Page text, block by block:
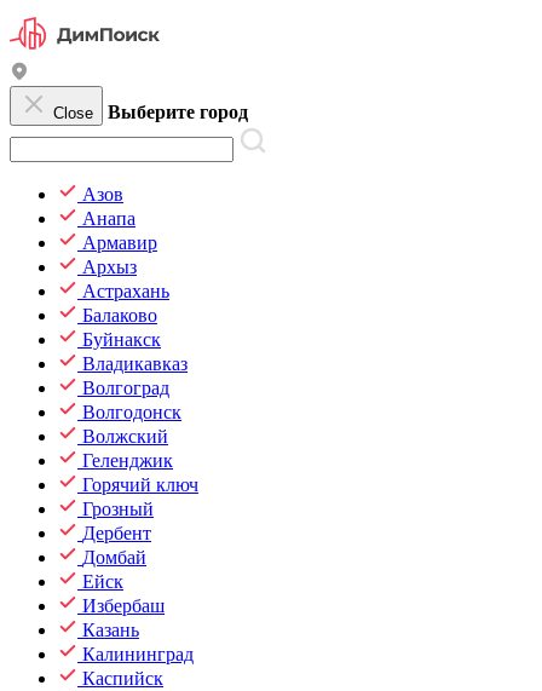
Close Выберите город
Азов
Анапа
Армавир
Архыз
Астрахань
Балаково
Буйнакск
Владикавказ
Волгоград
Волгодонск
Волжский
Геленджик
Горячий ключ
Грозный
Дербент
Домбай
Ейск
Избербаш
Казань
Калининград
Каспийск